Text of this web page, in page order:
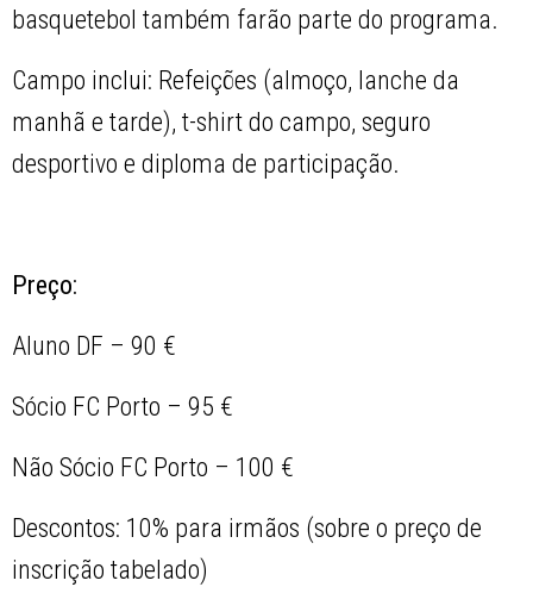
basquetebol também farão parte do programa.
Campo inclui: Refeições (almoço, lanche da
manhã e tarde), t-shirt do campo, seguro
desportivo e diploma de participação.
Preço:
Aluno DF – 90 €
Sócio FC Porto – 95 €
Não Sócio FC Porto – 100 €
Descontos: 10% para irmãos (sobre o preço de
inscrição tabelado)